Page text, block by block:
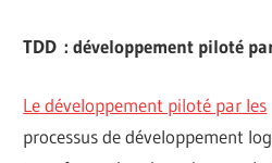
TDD : développement piloté
Le développement piloté par les
processus de développement